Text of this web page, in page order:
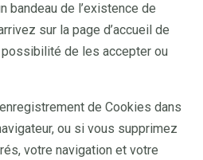
bandeau de l’existence de
sur la page d’accueil de
de les accepter ou
de Cookies dans
ou si vous supprimez
votre navigation et votre